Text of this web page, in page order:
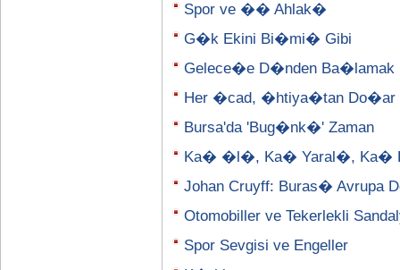
Spor ve �� Ahlak�
G�k Ekini Bi�mi� Gibi
Gelece�e D�nden Ba�lamak
Her �cad, �htiya�tan Do�ar
Bursa'da 'Bug�nk�' Zaman
Ka� �l�, Ka� Yaral�, Ka�
Johan Cruyff: Buras� Avrupa
Otomobiller ve Tekerlekli
Spor Sevgisi ve Engeller